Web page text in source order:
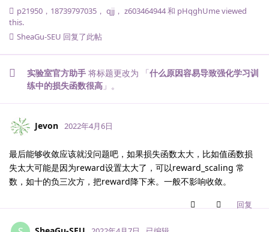
p21950 ， 18739797035 ， qjj ， z603464944和 pHqghUmeviewed
this.
SheaGu-SEU 回复了此帖
实验室官方助手 将标题更改为 「什么原因容易导致强化学习训
练中的损失函数很高 」。
Jevon 2022年4月6日
最后能够收敛应该就没问题吧，如果损失函数太大，比如值函数损
失太大可能是因为reward设置太大了，可以reward_scaling 常
数，如十的负三次方，把reward降下来。一般不影响收敛。
回复